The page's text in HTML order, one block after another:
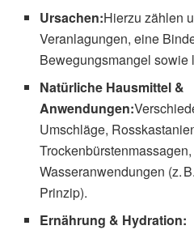
Ursachen:Hierzu zählen
Veranlagungen, eine
Bewegungsmangel sowie
Natürliche Hausmittel &
Anwendungen:
Umschläge,
Wasseranwendungen (z.
Prinzip).
Ernährung & Hydration: